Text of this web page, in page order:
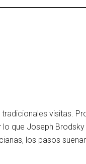
visitas.
lo que Joseph
los pasos